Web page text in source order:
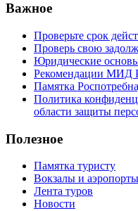
Важное
Проверьте срок
Проверь свою
Юридические
Рекомендации МИД
Памятка
Политика
области защиты
Полезное
Памятка туристу
Вокзалы и аэропорты
Лента туров
Новости